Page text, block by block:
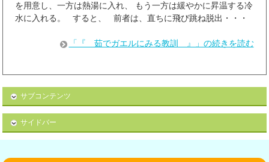
を用意し、一方は熱湯に入れ、 もう一方は緩やかに昇温する冷
水に入れる。 すると、 前者は、直ちに飛び跳ね脱出・・・
「『 茹でガエルにみる教訓 』」の続きを読む
サブコンテンツ
サイドバー